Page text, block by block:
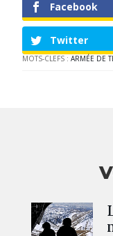
Facebook
Twitter
MOTS-CLEFS :ARMÉE DE